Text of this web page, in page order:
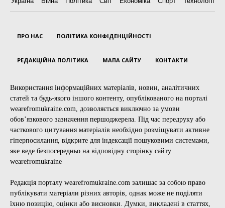
ПРО НАС ПОЛІТИКА КОНФІДЕНЦІЙНОСТІ
РЕДАКЦІЙНА ПОЛІТИКА МАПА САЙТУ КОНТАКТИ
Використання інформаційних матеріалів, новин, аналітичних
статей та будь-якого іншого контенту, опублікованого на порталі
wearefromukraine.com, дозволяється виключно за умови
обов’язкового зазначення першоджерела. Під час передруку або
часткового цитування матеріалів необхідно розміщувати активне
гіперпосилання, відкрите для індексації пошуковими системами,
яке веде безпосередньо на відповідну сторінку сайту
wearefromukraine
Редакція порталу wearefromukraine.com залишає за собою право
публікувати матеріали різних авторів, однак може не поділяти
їхню позицію, оцінки або висновки. Думки, викладені в статтях,